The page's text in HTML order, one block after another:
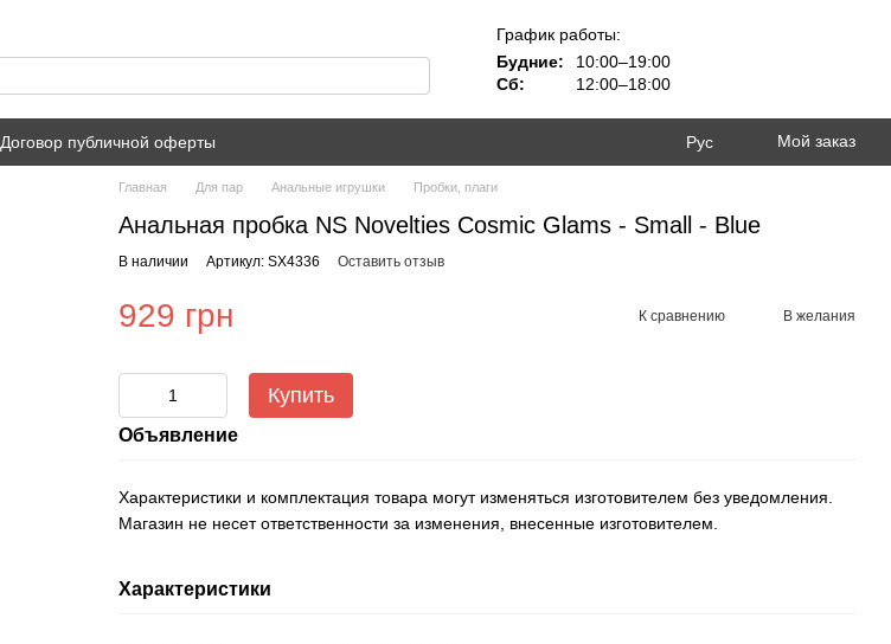
График работы:
Будние:
10:00–19:00
Сб:
12:00–18:00
Договор публичной оферты Рус Мой заказ
Главная Для пар Анальные игрушки Пробки, плаги
Анальная пробка NS Novelties Cosmic Glams - Small - Blue
В наличии Артикул: SX4336 Оставить отзыв
929 грн К сравнению В желания
Купить
Объявление
Характеристики и комплектация товара могут изменяться изготовителем без уведомления.
Магазин не несет ответственности за изменения, внесенные изготовителем.
Характеристики